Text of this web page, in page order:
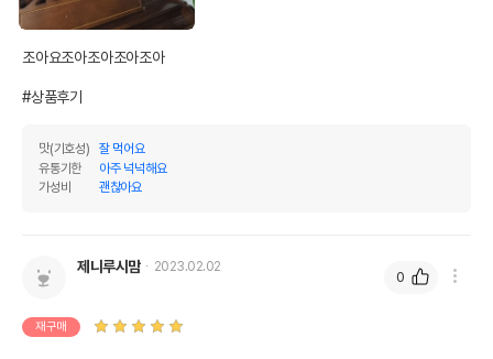
조아요조아조아조아조아
#상품후기
맛(기호성)
잘 먹어요
유통기한
아주 넉넉해요
가성비
괜찮아요
제니루시맘 2023.02.02
재구매
0